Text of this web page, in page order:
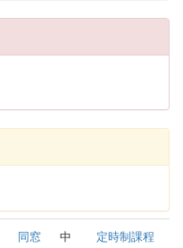
同窓
中
定時制課程